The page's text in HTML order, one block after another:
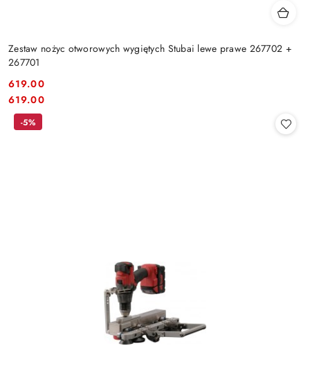
Zestaw nożyc otworowych wygiętych Stubai lewe prawe 267702 +
267701
Cena:
619.00
Cena:
619.00
-5%